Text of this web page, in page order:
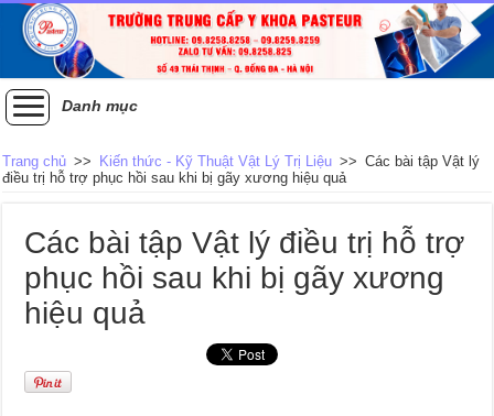
Danh mục
Trang chủ >> Kiến thức - Kỹ Thuật Vật Lý Trị Liệu >> Các bài tập Vật lý
điều trị hỗ trợ phục hồi sau khi bị gãy xương hiệu quả
Các bài tập Vật lý điều trị hỗ trợ
phục hồi sau khi bị gãy xương
hiệu quả